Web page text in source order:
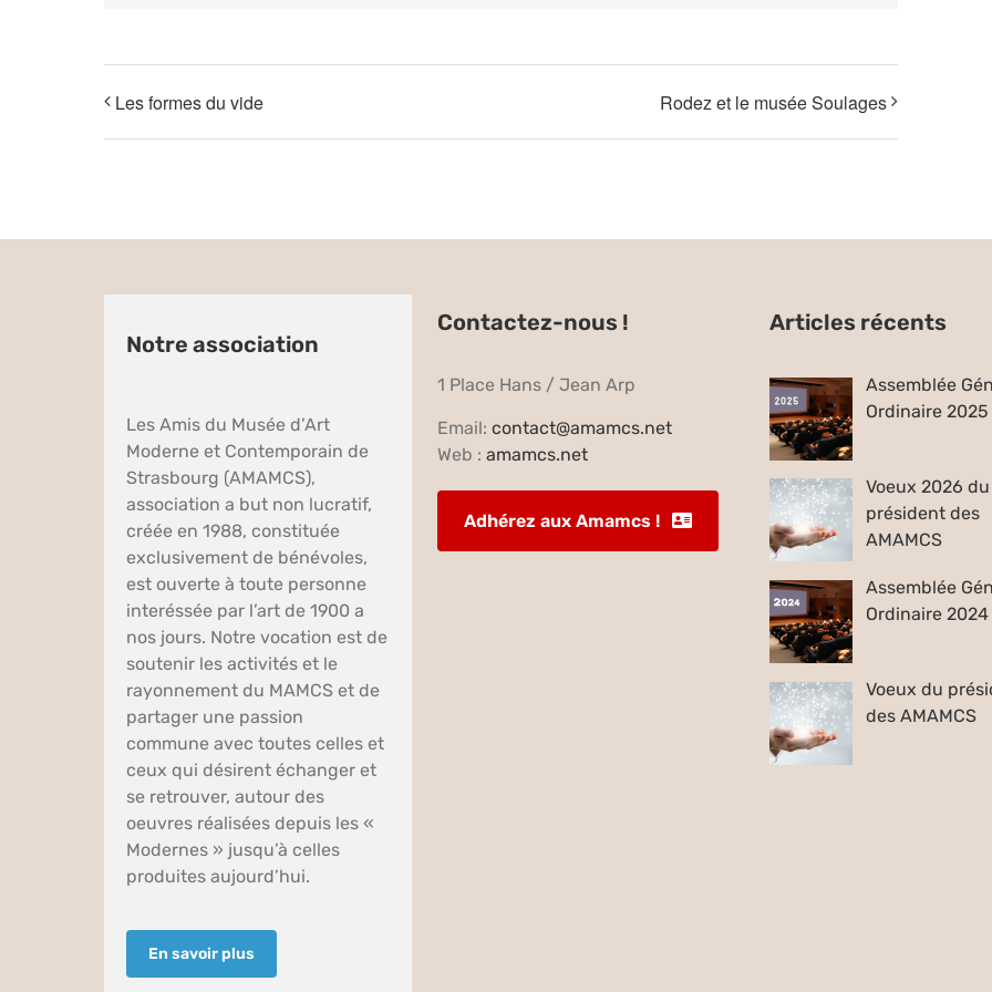
Les formes du vide Rodez et le musée Soulages
Notre association
Les Amis du Musée d’Art
Moderne et Contemporain de
Strasbourg (AMAMCS),
association a but non lucratif,
créée en 1988, constituée
exclusivement de bénévoles,
est ouverte à toute personne
interéssée par l’art de 1900 a
nos jours. Notre vocation est de
soutenir les activités et le
rayonnement du MAMCS et de
partager une passion
commune avec toutes celles et
ceux qui désirent échanger et
se retrouver, autour des
oeuvres réalisées depuis les «
Modernes » jusqu’à celles
produites aujourd’hui.
En savoir plus
Contactez-nous !
1 Place Hans / Jean Arp
Email: contact@amamcs.net
Web : amamcs.net
Adhérez aux Amamcs !
Articles récents
Assemblée
Ordinaire 2025
Voeux 2026 du
président des
AMAMCS
Assemblée
Ordinaire 2024
Voeux du
des AMAMCS